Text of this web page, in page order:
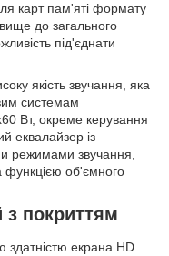
карт пам'яті формату
до загального
під'єднати
якість звучання, яка
системам
Вт, окреме керування
еквалайзер із
режимами звучання,
функцією об'ємного
покриттям
здатністю екрана HD